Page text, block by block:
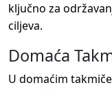
ključno za
ciljeva.
Domaća
U domaćim